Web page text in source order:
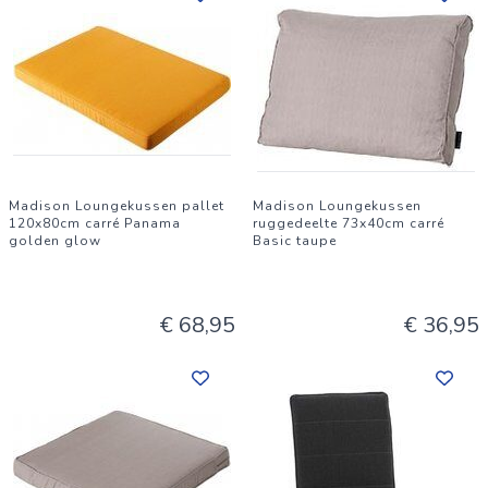
Madison Loungekussen pallet
120x80cm carré Panama
golden glow
€ 68,95
Madison Loungekussen
ruggedeelte 73x40cm carré
Basic taupe
€ 36,95